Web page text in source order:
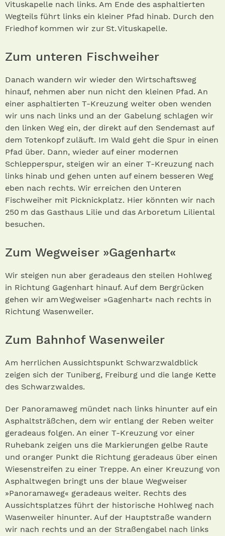
Vituskapelle nach links. Am Ende des asphaltierten
Wegteils führt links ein kleiner Pfad hinab. Durch den
Friedhof kommen wir zur St. Vituskapelle.
Zum unteren Fischweiher
Danach wandern wir wieder den Wirtschaftsweg
hinauf, nehmen aber nun nicht den kleinen Pfad. An
einer asphaltierten T-Kreuzung weiter oben wenden
wir uns nach links und an der Gabelung schlagen wir
den linken Weg ein, der direkt auf den Sendemast auf
dem Totenkopf zuläuft. Im Wald geht die Spur in einen
Pfad über. Dann, wieder auf einer modernen
Schlepperspur, steigen wir an einer T-Kreuzung nach
links hinab und gehen unten auf einem besseren Weg
eben nach rechts. Wir erreichen den Unteren
Fischweiher mit Picknickplatz. Hier könnten wir nach
250 m das Gasthaus Lilie und das Arboretum Liliental
besuchen.
Zum Wegweiser »Gagenhart«
Wir steigen nun aber geradeaus den steilen Hohlweg
in Richtung Gagenhart hinauf. Auf dem Bergrücken
gehen wir am Wegweiser »Gagenhart« nach rechts in
Richtung Wasenweiler.
Zum Bahnhof Wasenweiler
Am herrlichen Aussichtspunkt Schwarzwaldblick
zeigen sich der Tuniberg, Freiburg und die lange Kette
des Schwarzwaldes.
Der Panoramaweg mündet nach links hinunter auf ein
Asphaltsträßchen, dem wir entlang der Reben weiter
geradeaus folgen. An einer T-Kreuzung vor einer
Ruhebank zeigen uns die Markierungen gelbe Raute
und oranger Punkt die Richtung geradeaus über einen
Wiesenstreifen zu einer Treppe. An einer Kreuzung von
Asphaltwegen bringt uns der blaue Wegweiser
»Panoramaweg« geradeaus weiter. Rechts des
Aussichtsplatzes führt der historische Hohlweg nach
Wasenweiler hinunter. Auf der Hauptstraße wandern
wir nach rechts und an der Straßengabel nach links